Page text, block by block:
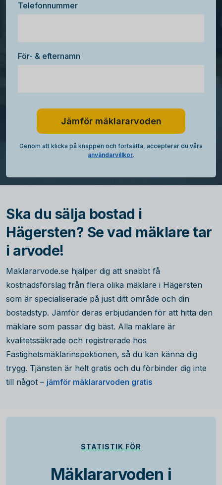
Telefonnummer
För- & efternamn
Jämför mäklararvoden
Genom att klicka på knappen och fortsätta, accepterar du våra
användarvillkor.
Ska du sälja bostad i
Hägersten? Se vad mäklare tar
i arvode!
Maklararvode.se hjälper dig att snabbt få
kostnadsförslag från flera olika mäklare i Hägersten
som är specialiserade på just ditt område och din
bostadstyp. Jämför deras erbjudanden för att hitta den
mäklare som passar dig bäst. Alla mäklare är
kvalitetssäkrade och registrerade hos
Fastighetsmäklarinspektionen, så du kan känna dig
trygg. Tjänsten är helt gratis och du förbinder dig inte
till något – jämför mäklararvoden gratis
STATISTIK FÖR
Mäklararvoden i